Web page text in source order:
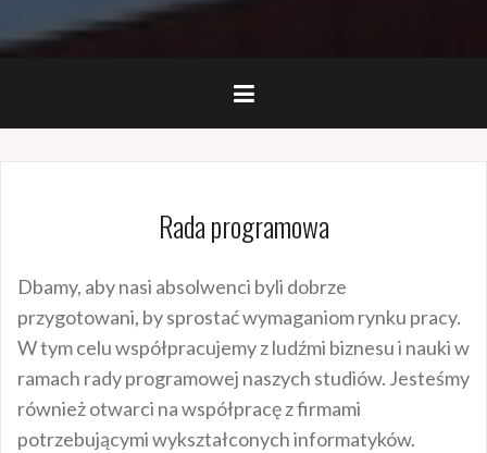
Rada programowa
Dbamy, aby nasi absolwenci byli dobrze
przygotowani, by sprostać wymaganiom rynku pracy.
W tym celu współpracujemy z ludźmi biznesu i nauki w
ramach rady programowej naszych studiów. Jesteśmy
również otwarci na współpracę z firmami
potrzebującymi wykształconych informatyków.